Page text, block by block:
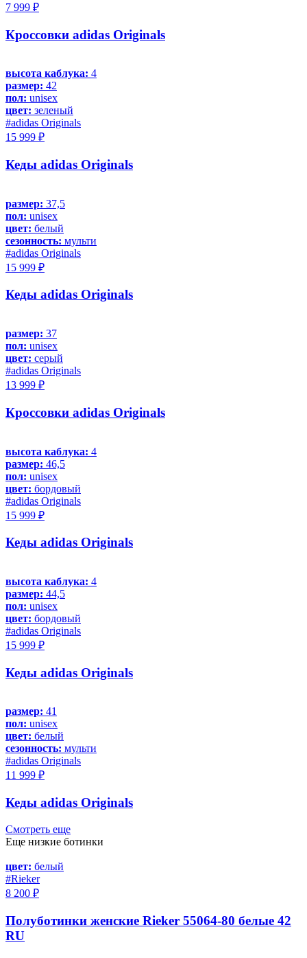
7 999 ₽
Кроссовки adidas Originals
высота каблука: 4
размер: 42
пол: unisex
цвет: зеленый
#adidas Originals
15 999 ₽
Кеды adidas Originals
размер: 37,5
пол: unisex
цвет: белый
сезонность: мульти
#adidas Originals
15 999 ₽
Кеды adidas Originals
размер: 37
пол: unisex
цвет: серый
#adidas Originals
13 999 ₽
Кроссовки adidas Originals
высота каблука: 4
размер: 46,5
пол: unisex
цвет: бордовый
#adidas Originals
15 999 ₽
Кеды adidas Originals
высота каблука: 4
размер: 44,5
пол: unisex
цвет: бордовый
#adidas Originals
15 999 ₽
Кеды adidas Originals
размер: 41
пол: unisex
цвет: белый
сезонность: мульти
#adidas Originals
11 999 ₽
Кеды adidas Originals
Смотреть еще
Еще низкие ботинки
цвет: белый
#Rieker
8 200 ₽
Полуботинки женские Rieker 55064-80 белые 42
RU